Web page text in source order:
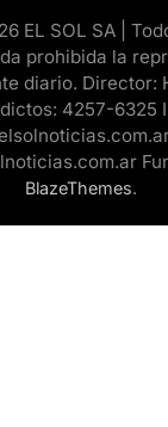
EL SOL SA |
prohibida la
diario. Director:
4257-6325
BlazeThemes.